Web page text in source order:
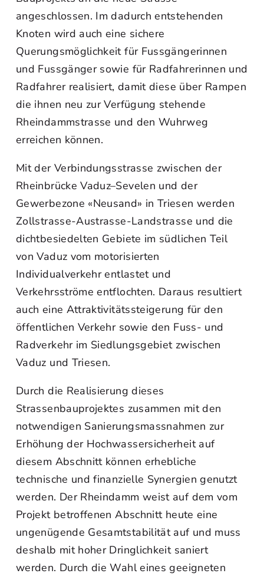
angeschlossen. Im dadurch entstehenden
Knoten wird auch eine sichere
Querungsmöglichkeit für Fussgängerinnen
und Fussgänger sowie für Radfahrerinnen und
Radfahrer realisiert, damit diese über Rampen
die ihnen neu zur Verfügung stehende
Rheindammstrasse und den Wuhrweg
erreichen können.
Mit der Verbindungsstrasse zwischen der
Rheinbrücke Vaduz–Sevelen und der
Gewerbezone «Neusand» in Triesen werden
Zollstrasse-Austrasse-Landstrasse und die
dichtbesiedelten Gebiete im südlichen Teil
von Vaduz vom motorisierten
Individualverkehr entlastet und
Verkehrsströme entflochten. Daraus resultiert
auch eine Attraktivitätssteigerung für den
öffentlichen Verkehr sowie den Fuss- und
Radverkehr im Siedlungsgebiet zwischen
Vaduz und Triesen.
Durch die Realisierung dieses
Strassenbauprojektes zusammen mit den
notwendigen Sanierungsmassnahmen zur
Erhöhung der Hochwassersicherheit auf
diesem Abschnitt können erhebliche
technische und finanzielle Synergien genutzt
werden. Der Rheindamm weist auf dem vom
Projekt betroffenen Abschnitt heute eine
ungenügende Gesamtstabilität auf und muss
deshalb mit hoher Dringlichkeit saniert
werden. Durch die Wahl eines geeigneten